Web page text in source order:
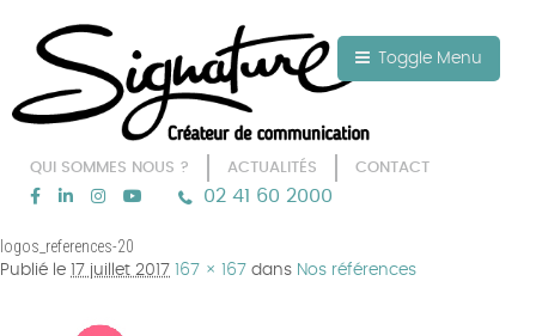
QUI SOMMES NOUS ? ACTUALITÉS CONTACT
02 41 60 2000
Passer
au
contenu
Menu principal
Toggle Menu
logos_references-20
Publié le 17 juillet 2017 167 × 167 dans Nos références